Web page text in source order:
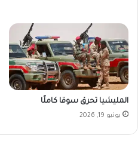
المليشيا تحرق سوقا كاملًا
يونيو 19, 2026